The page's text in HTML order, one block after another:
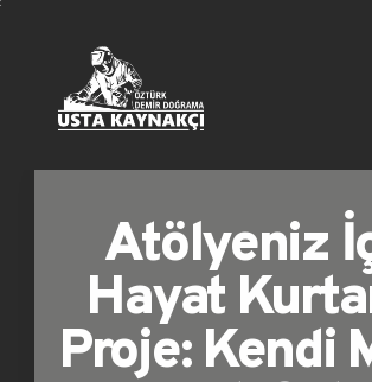
Atölyeniz
Hayat
Proje: Kendi